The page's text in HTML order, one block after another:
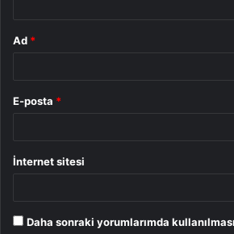
Ad *
E-posta *
İnternet sitesi
Daha sonraki yorumlarımda